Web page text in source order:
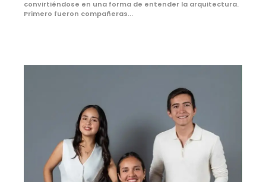
convirtiéndose en una forma de entender la arquitectura.
Primero fueron compañeras...